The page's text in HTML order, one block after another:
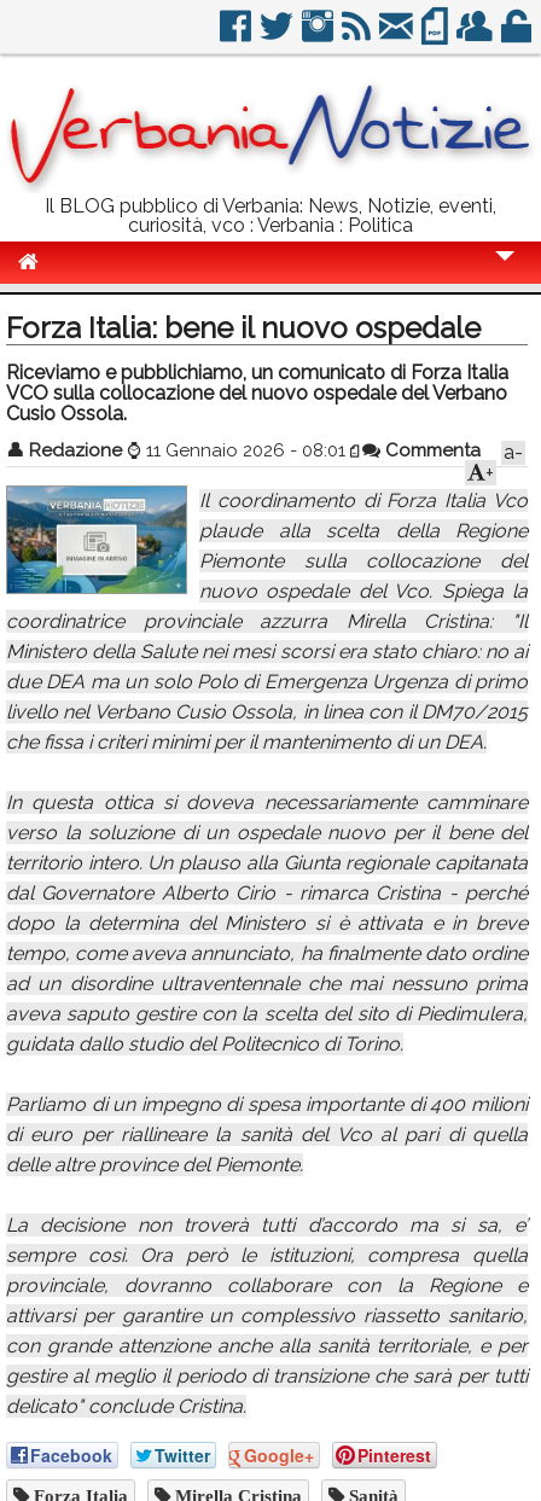
Il BLOG pubblico di Verbania: News, Notizie, eventi,
curiosità, vco : Verbania : Politica
Politica
Sport
Eventi
Info Utili
Rubriche
Calendario
Annunci
Forza Italia: bene il nuovo ospedale
Riceviamo e pubblichiamo, un comunicato di Forza Italia
VCO sulla collocazione del nuovo ospedale del Verbano
Cusio Ossola.
👤 Redazione ⌚ 11 Gennaio 2026 - 08:01 Commenta
a-
+
Il coordinamento di Forza Italia Vco
plaude alla scelta della Regione
Piemonte sulla collocazione del
nuovo ospedale del Vco. Spiega la
coordinatrice provinciale azzurra Mirella Cristina: "Il
Ministero della Salute nei mesi scorsi era stato chiaro: no ai
due DEA ma un solo Polo di Emergenza Urgenza di primo
livello nel Verbano Cusio Ossola, in linea con il DM70/2015
che fissa i criteri minimi per il mantenimento di un DEA.
In questa ottica si doveva necessariamente camminare
verso la soluzione di un ospedale nuovo per il bene del
territorio intero. Un plauso alla Giunta regionale capitanata
dal Governatore Alberto Cirio - rimarca Cristina - perché
dopo la determina del Ministero si è attivata e in breve
tempo, come aveva annunciato, ha finalmente dato ordine
ad un disordine ultraventennale che mai nessuno prima
aveva saputo gestire con la scelta del sito di Piedimulera,
guidata dallo studio del Politecnico di Torino.
Parliamo di un impegno di spesa importante di 400 milioni
di euro per riallineare la sanità del Vco al pari di quella
delle altre province del Piemonte.
La decisione non troverà tutti d’accordo ma si sa, e’
sempre così. Ora però le istituzioni, compresa quella
provinciale, dovranno collaborare con la Regione e
attivarsi per garantire un complessivo riassetto sanitario,
con grande attenzione anche alla sanità territoriale, e per
gestire al meglio il periodo di transizione che sarà per tutti
delicato" conclude Cristina.
Facebook Twitter Google+ Pinterest
Forza Italia Mirella Cristina Sanità